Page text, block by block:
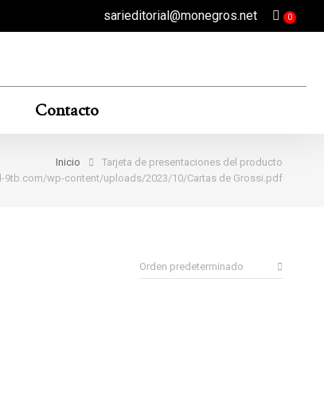
sarieditorial@monegros.net
Contacto
Inicio
Tarjeta de presentaciones del producto
9tb.com/wp-content/uploads/2023/10/Cartas de Grossi.pdf